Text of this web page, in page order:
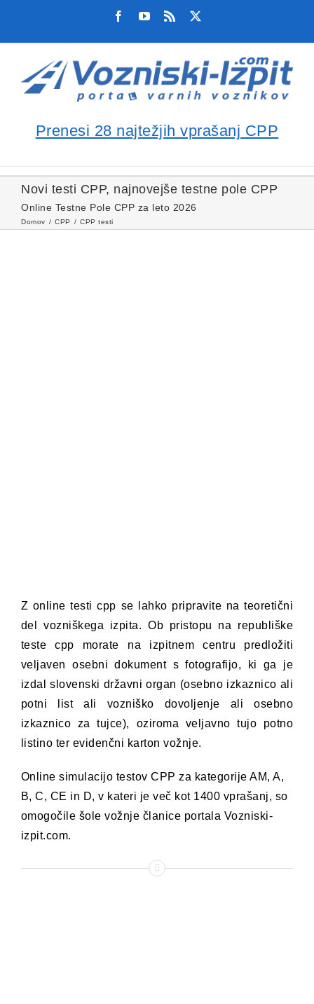
FacebookYouTube
Rss
Prenesi 28 najtežjih vprašanj CPP
Novi testi CPP, najnovejše testne pole CPP
Online Testne Pole CPP za leto 2026
Domov CPP CPP testi
Z online testi cpp se lahko pripravite na teoretični
del vozniškega izpita. Ob pristopu na republiške
teste cpp morate na izpitnem centru predložiti
veljaven osebni dokument s fotografijo, ki ga je
izdal slovenski državni organ (osebno izkaznico ali
potni list ali vozniško dovoljenje ali osebno
izkaznico za tujce), oziroma veljavno tujo potno
listino ter evidenčni karton vožnje.
Online simulacijo testov CPP za kategorije AM, A,
B, C, CE in D, v kateri je več kot 1400 vprašanj, so
omogočile šole vožnje članice portala Vozniski-
izpit.com.